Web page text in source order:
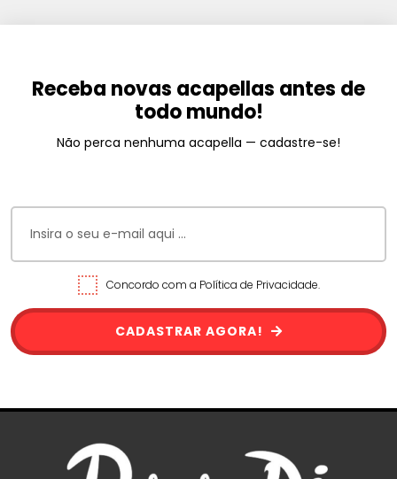
Receba novas acapellas antes de
todo mundo!
Não perca nenhuma acapella — cadastre-se!
Concordo com a Política de Privacidade.
CADASTRAR AGORA!